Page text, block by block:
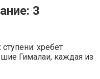
3
хребет
Гималаи, каждая из